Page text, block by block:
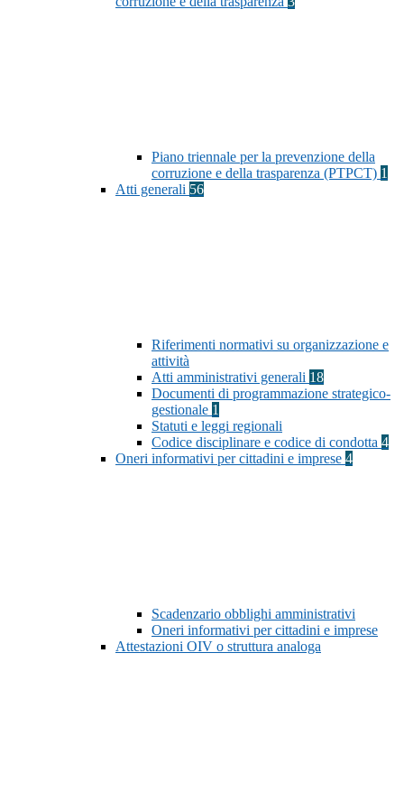
Piano triennale per la prevenzione della
corruzione e della trasparenza (PTPCT) 1
Atti generali 56
Riferimenti normativi su organizzazione e
attività
Atti amministrativi generali 18
Documenti di programmazione strategico-
gestionale 1
Statuti e leggi regionali
Codice disciplinare e codice di condotta 4
Oneri informativi per cittadini e imprese 4
Scadenzario obblighi amministrativi
Oneri informativi per cittadini e imprese
Attestazioni OIV o struttura analoga